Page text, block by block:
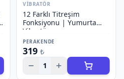
VIBRATÖR
12 Farklı Titreşim
Fonksiyonu | Yumurta
Vibratör
PERAKENDE
319 ₺
1